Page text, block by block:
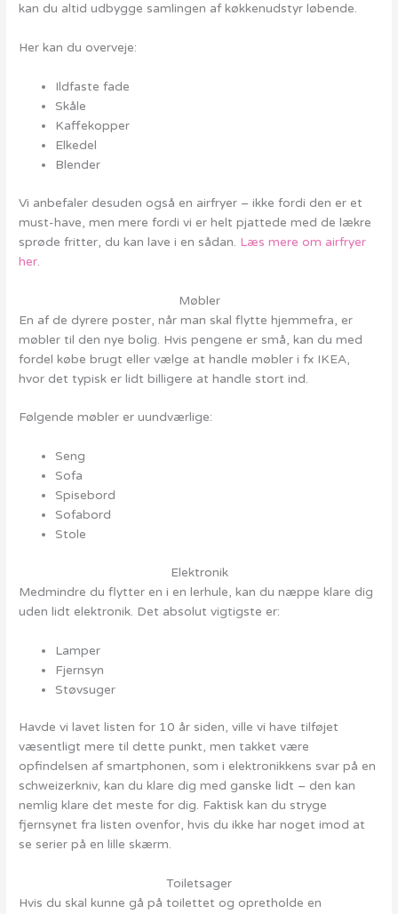
kan du altid udbygge samlingen af køkkenudstyr løbende.
Her kan du overveje:
Ildfaste fade
Skåle
Kaffekopper
Elkedel
Blender
Vi anbefaler desuden også en airfryer – ikke fordi den er et
must-have, men mere fordi vi er helt pjattede med de lækre
sprøde fritter, du kan lave i en sådan. Læs mere om airfryer
her.
Møbler
En af de dyrere poster, når man skal flytte hjemmefra, er
møbler til den nye bolig. Hvis pengene er små, kan du med
fordel købe brugt eller vælge at handle møbler i fx IKEA,
hvor det typisk er lidt billigere at handle stort ind.
Følgende møbler er uundværlige:
Seng
Sofa
Spisebord
Sofabord
Stole
Elektronik
Medmindre du flytter en i en lerhule, kan du næppe klare dig
uden lidt elektronik. Det absolut vigtigste er:
Lamper
Fjernsyn
Støvsuger
Havde vi lavet listen for 10 år siden, ville vi have tilføjet
væsentligt mere til dette punkt, men takket være
opfindelsen af smartphonen, som i elektronikkens svar på en
schweizerkniv, kan du klare dig med ganske lidt – den kan
nemlig klare det meste for dig. Faktisk kan du stryge
fjernsynet fra listen ovenfor, hvis du ikke har noget imod at
se serier på en lille skærm.
Toiletsager
Hvis du skal kunne gå på toilettet og opretholde en